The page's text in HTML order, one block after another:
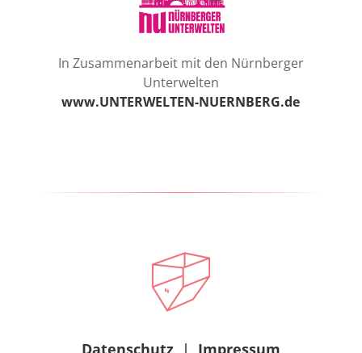
In Zusammenarbeit mit den Nürnberger
Unterwelten
www.UNTERWELTEN-NUERNBERG.de
Datenschutz | Impressum